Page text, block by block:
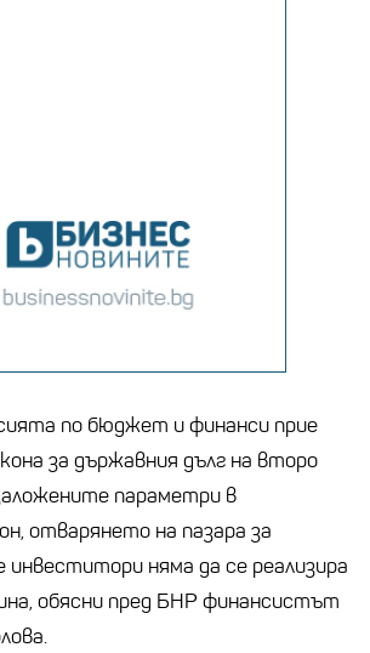
по бюджет и финанси прие
за държавния дълг на второ
параметри в
отварянето на пазара за
инвеститори няма да се реализира
обясни пред БНР финансистът